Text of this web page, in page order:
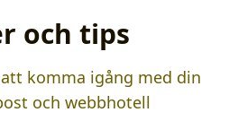
och tips
komma igång med din
och webbhotell